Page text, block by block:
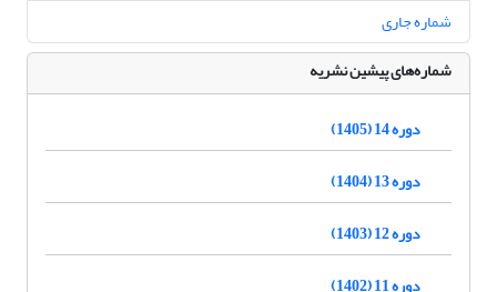
شماره جاری
شماره‌های پیشین نشریه
دوره 14 (1405)
دوره 13 (1404)
دوره 12 (1403)
دوره 11 (1402)